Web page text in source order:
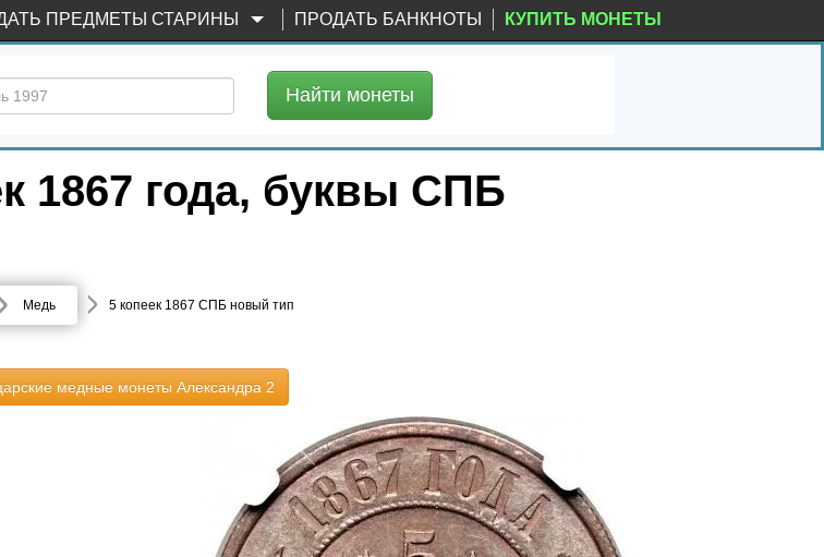
ПРЕДМЕТЫ СТАРИНЫ ПРОДАТЬ БАНКНОТЫ КУПИТЬ МОНЕТЫ
Найти монеты
1867 года, буквы СПБ
Медь 5 копеек 1867 СПБ новый тип
медные монеты Александра 2